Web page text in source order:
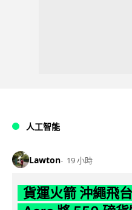
人工智能
Lawton 19 小時
貨運火箭 沖繩飛